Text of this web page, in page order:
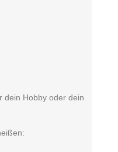
dein Hobby oder dein